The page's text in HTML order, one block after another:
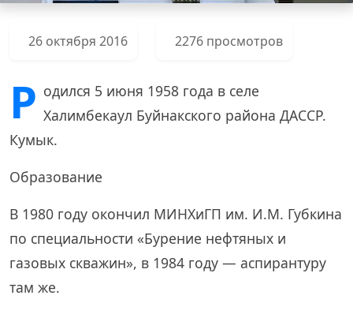
26 октября 2016 2276 просмотров
Р одился 5 июня 1958 года в селе
Халимбекаул Буйнакского района ДАССР.
Кумык.
Образование
В 1980 году окончил МИНХиГП им. И.М. Губкина
по специальности «Бурение нефтяных и
газовых скважин», в 1984 году — аспирантуру
там же.